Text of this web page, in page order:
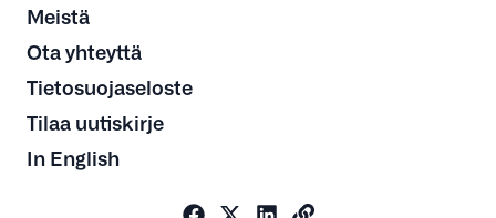
Meistä
Ota yhteyttä
Tietosuojaseloste
Tilaa uutiskirje
In English